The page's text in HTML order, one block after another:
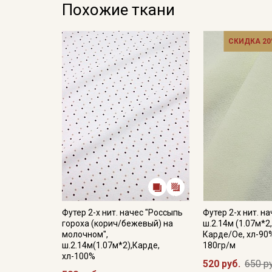
Похожие ткани
Футер 2-х нит. начес "Россыпь
гороха (корич/бежевый) на
молочном",
ш.2.14м(1.07м*2),Карде,
хл-100%
СКИДКА
Футер 2-х нит.
ш.2.14м (1.07м*2,
Карде/Ое, хл-
180гр/м
520 руб. 650